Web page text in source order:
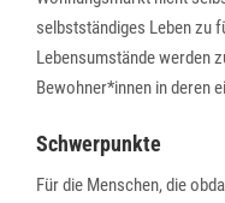
selbstständiges Leben zu
Lebensumstände werden
Bewohner*innen in deren
Schwerpunkte
Für die Menschen, die